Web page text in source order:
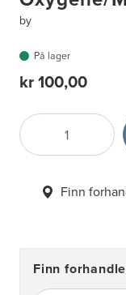
by
På lager
kr 100,00
Antall
Velg enhet
Finn
Finn